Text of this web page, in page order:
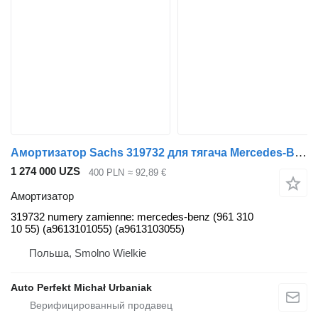
Амортизатор Sachs 319732 для тягача Mercedes-Benz
1 274 000 UZS 400 PLN ≈ 92,89 €
Амортизатор
319732 numery zamienne: mercedes-benz (961 310
10 55) (a9613101055) (a9613103055)
Польша, Smolno Wielkie
Auto Perfekt Michał Urbaniak